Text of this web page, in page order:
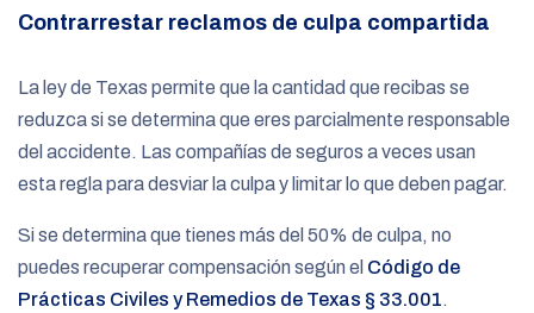
Contrarrestar reclamos de culpa compartida
La ley de Texas permite que la cantidad que recibas se
reduzca si se determina que eres parcialmente responsable
del accidente. Las compañías de seguros a veces usan
esta regla para desviar la culpa y limitar lo que deben pagar.
Si se determina que tienes más del 50% de culpa, no
puedes recuperar compensación según el Código de
Prácticas Civiles y Remedios de Texas § 33.001.